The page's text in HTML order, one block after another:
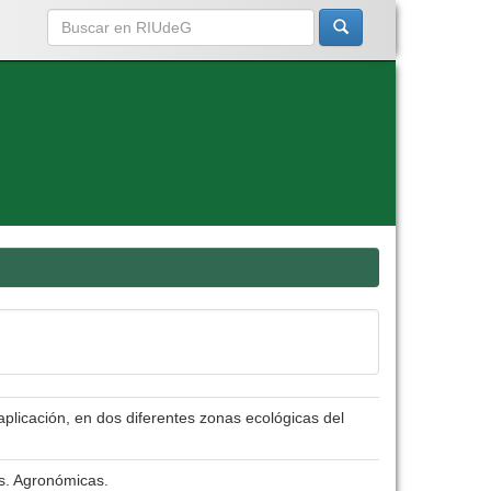
en dos diferentes zonas ecológicas del
Agronómicas.